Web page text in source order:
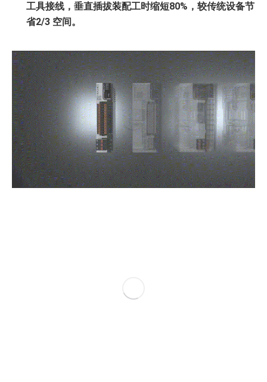
工具接线，垂直插拔装配工时缩短80%，较传统设备节
省2/3 空间。